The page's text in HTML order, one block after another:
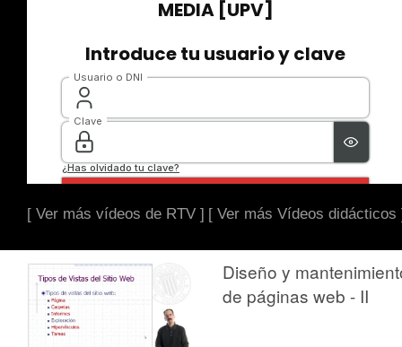
[ Ver más vídeos de RTV ] [ Ver más Vídeos didácticos
Diseño y
de páginas web - II